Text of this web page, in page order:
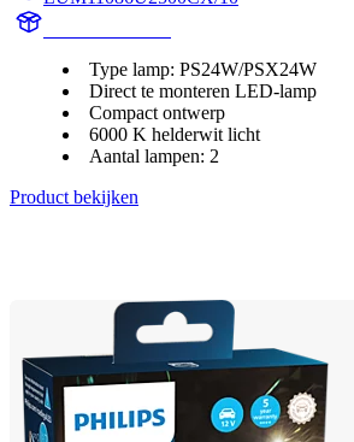
Type lamp: PS24W/PSX24W
Direct te monteren LED-lamp
Compact ontwerp
6000 K helderwit licht
Aantal lampen: 2
Product bekijken